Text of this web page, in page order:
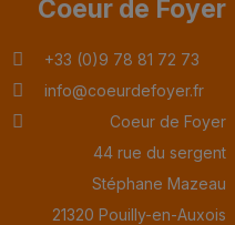
Coeur de Foyer
+33 (0)9 78 81 72 73
info@coeurdefoyer.fr
Coeur de Foyer
44 rue du sergent
Stéphane Mazeau
21320 Pouilly-en-Auxois